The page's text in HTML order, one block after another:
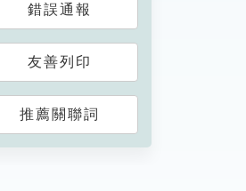
錯誤通報
友善列印
推薦關聯詞